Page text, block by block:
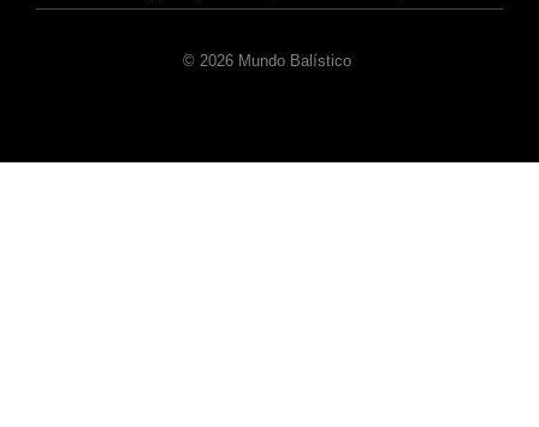
© 2026 Mundo Balístico